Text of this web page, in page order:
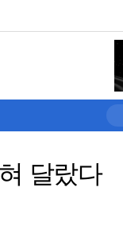
달랐다